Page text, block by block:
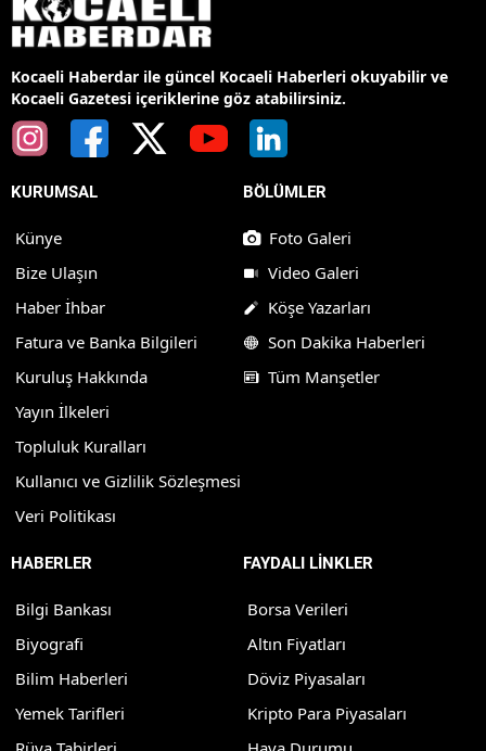
Kocaeli Haberdar ile güncel Kocaeli Haberleri okuyabilir ve
Kocaeli Gazetesi içeriklerine göz atabilirsiniz.
KURUMSAL
Künye
Bize Ulaşın
Haber İhbar
Fatura ve Banka Bilgileri
Kuruluş Hakkında
Yayın İlkeleri
Topluluk Kuralları
Kullanıcı ve Gizlilik Sözleşmesi
Veri Politikası
BÖLÜMLER
Foto Galeri
Video Galeri
Köşe Yazarları
Son Dakika Haberleri
Tüm Manşetler
HABERLER
Bilgi Bankası
Biyografi
Bilim Haberleri
Yemek Tarifleri
FAYDALI LİNKLER
Borsa Verileri
Altın Fiyatları
Döviz Piyasaları
Kripto Para Piyasaları